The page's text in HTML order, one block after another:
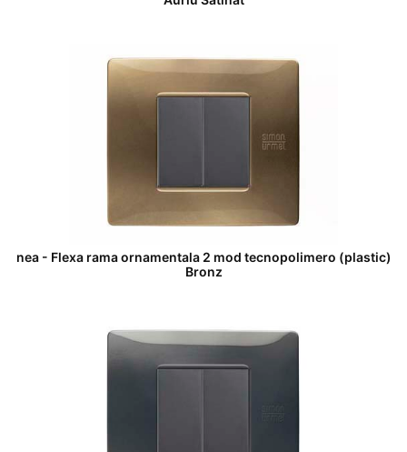
nea - Flexa rama ornamentala 2 mod tecnopolimero (plastic)
Bronz